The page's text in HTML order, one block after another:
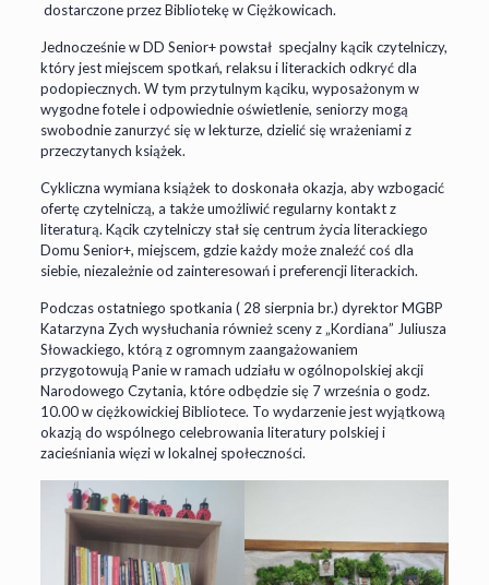
dostarczone przez Bibliotekę w Ciężkowicach.
Jednocześnie w DD Senior+ powstał specjalny kącik czytelniczy,
który jest miejscem spotkań, relaksu i literackich odkryć dla
podopiecznych. W tym przytulnym kąciku, wyposażonym w
wygodne fotele i odpowiednie oświetlenie, seniorzy mogą
swobodnie zanurzyć się w lekturze, dzielić się wrażeniami z
przeczytanych książek.
Cykliczna wymiana książek to doskonała okazja, aby wzbogacić
ofertę czytelniczą, a także umożliwić regularny kontakt z
literaturą. Kącik czytelniczy stał się centrum życia literackiego
Domu Senior+, miejscem, gdzie każdy może znaleźć coś dla
siebie, niezależnie od zainteresowań i preferencji literackich.
Podczas ostatniego spotkania ( 28 sierpnia br.) dyrektor MGBP
Katarzyna Zych wysłuchania również sceny z „Kordiana” Juliusza
Słowackiego, którą z ogromnym zaangażowaniem
przygotowują Panie w ramach udziału w ogólnopolskiej akcji
Narodowego Czytania, które odbędzie się 7 września o godz.
10.00 w ciężkowickiej Bibliotece. To wydarzenie jest wyjątkową
okazją do wspólnego celebrowania literatury polskiej i
zacieśniania więzi w lokalnej społeczności.